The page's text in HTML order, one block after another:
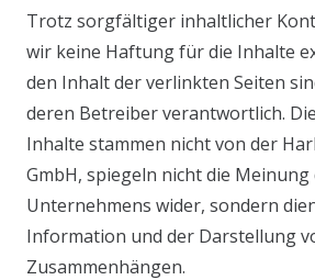
Trotz sorgfältiger inhaltlicher
wir keine Haftung für die Inhalte
den Inhalt der verlinkten Seiten
deren Betreiber verantwortlich.
Inhalte stammen nicht von der
GmbH, spiegeln nicht die Meinung
Unternehmens wider, sondern
Information und der Darstellung
Zusammenhängen.